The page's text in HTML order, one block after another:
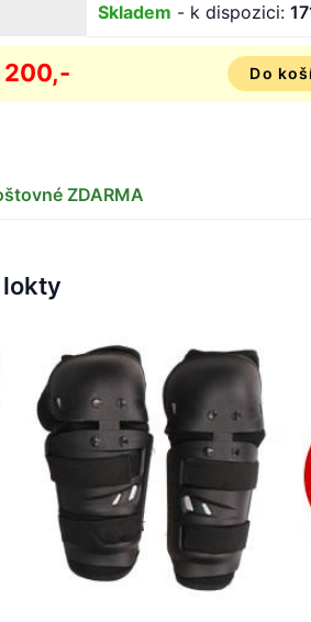
Skladem - k dispozici:
200,- Do
ZDARMA
lokty